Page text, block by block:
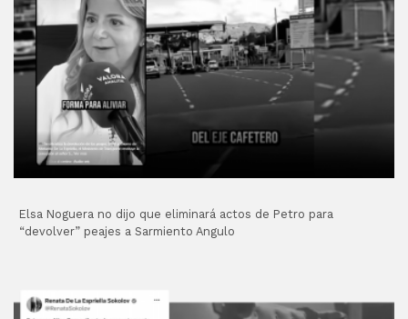
Elsa Noguera no dijo que eliminará actos de Petro para
“devolver” peajes a Sarmiento Angulo